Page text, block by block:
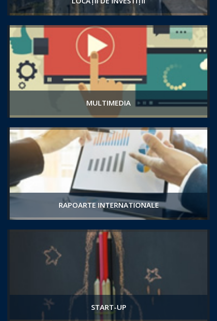
MULTIMEDIA
RAPOARTE INTERNATIONALE
START-UP